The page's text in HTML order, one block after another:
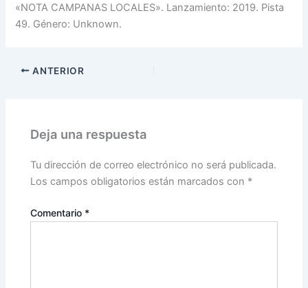
«NOTA CAMPANAS LOCALES». Lanzamiento: 2019. Pista
49. Género: Unknown.
ANTERIOR
Deja una respuesta
Tu dirección de correo electrónico no será publicada.
Los campos obligatorios están marcados con *
Comentario *